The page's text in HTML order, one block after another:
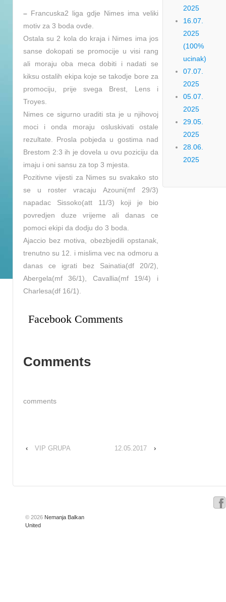
– Francuska2 liga gdje Nimes ima veliki
motiv za 3 boda ovde.
Ostala su 2 kola do kraja i Nimes ima jos
sanse dokopati se promocije u visi rang
ali moraju oba meca dobiti i nadati se
kiksu ostalih ekipa koje se takodje bore za
promociju, prije svega Brest, Lens i
Troyes.
Nimes ce sigurno uraditi sta je u njihovoj
moci i onda moraju osluskivati ostale
rezultate. Prosla pobjeda u gostima nad
Brestom 2:3 ih je dovela u ovu poziciju da
imaju i oni sansu za top 3 mjesta.
Pozitivne vijesti za Nimes su svakako sto
se u roster vracaju Azouni(mf 29/3)
napadac Sissoko(att 11/3) koji je bio
povredjen duze vrijeme ali danas ce
pomoci ekipi da dodju do 3 boda.
Ajaccio bez motiva, obezbjedili opstanak,
trenutno su 12. i mislima vec na odmoru a
danas ce igrati bez Sainatia(df 20/2),
Abergela(mf 36/1), Cavallia(mf 19/4) i
Charlesa(df 16/1).
Facebook Comments
Comments
comments
‹ VIP GRUPA 12.05.2017 ›
2025
16.07.
2025
(100%
ucinak)
07.07.
2025
05.07.
2025
29.05.
2025
28.06.
2025
© 2026 Nemanja Balkan
United